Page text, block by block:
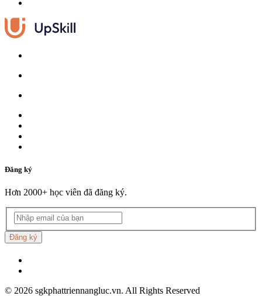
Đăng ký
Hơn 2000+ học viên đã đăng ký.
Đăng ký
© 2026 sgkphattriennangluc.vn. All Rights Reserved